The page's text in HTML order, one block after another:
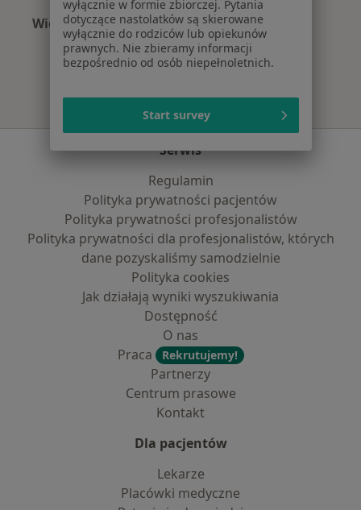
Więcej (15)
Więcej w kategorii: Najczęście leczone
Serwis
Regulamin
Polityka prywatności pacjentów
Polityka prywatności profesjonalistów
Polityka prywatności dla profesjonalistów, których
dane pozyskaliśmy samodzielnie
Polityka cookies
Jak działają wyniki wyszukiwania
Dostępność
O nas
Praca
Rekrutujemy!
Partnerzy
Centrum prasowe
Kontakt
Dla pacjentów
Lekarze
Placówki medyczne
wyłącznie w formie zbiorczej. Pytania
dotyczące nastolatków są skierowane
wyłącznie do rodziców lub opiekunów
prawnych. Nie zbieramy informacji
bezpośrednio od osób niepełnoletnich.
Start survey